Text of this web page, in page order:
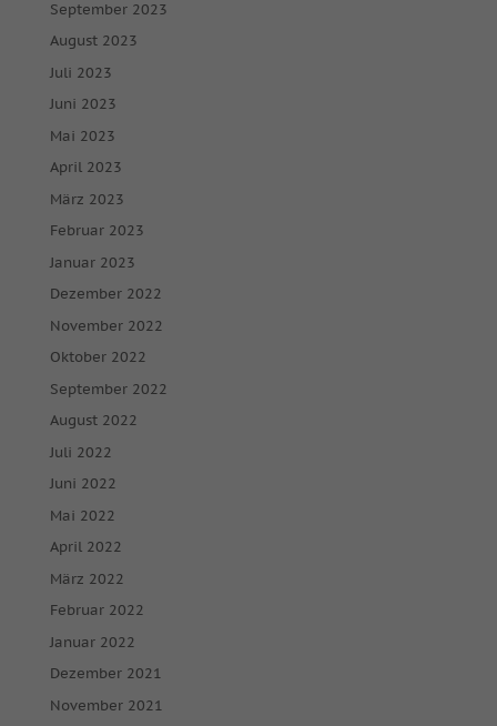
September 2023
August 2023
Juli 2023
Juni 2023
Mai 2023
April 2023
März 2023
Februar 2023
Januar 2023
Dezember 2022
November 2022
Oktober 2022
September 2022
August 2022
Juli 2022
Juni 2022
Mai 2022
April 2022
März 2022
Februar 2022
Januar 2022
Dezember 2021
November 2021